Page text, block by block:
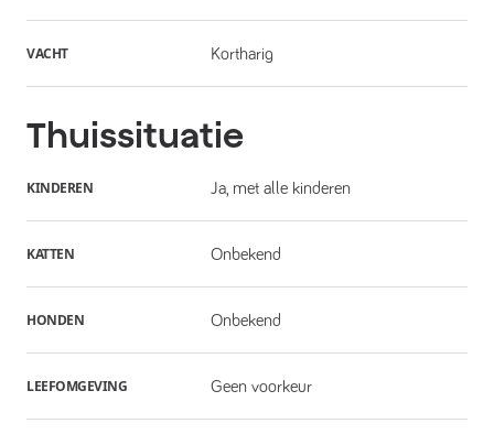
VACHT Kortharig
Thuissituatie
KINDEREN Ja, met alle kinderen
KATTEN Onbekend
HONDEN Onbekend
LEEFOMGEVING Geen voorkeur